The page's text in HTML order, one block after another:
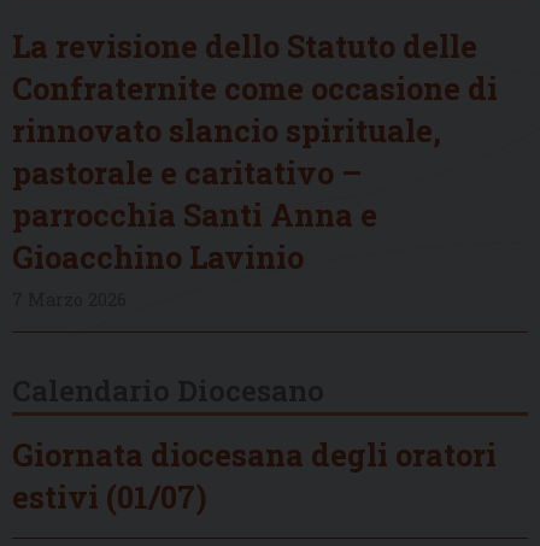
La revisione dello Statuto delle
Confraternite come occasione di
rinnovato slancio spirituale,
pastorale e caritativo –
parrocchia Santi Anna e
Gioacchino Lavinio
Giornata diocesana degli oratori
estivi (01/07)